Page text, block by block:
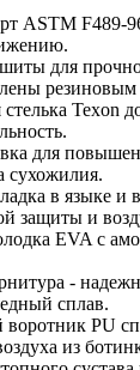
ASTM F489-
для
резиновым
Texon
для
сухожилия.
в языке и
защиты и
EVA с
-
сплав.
PU
из